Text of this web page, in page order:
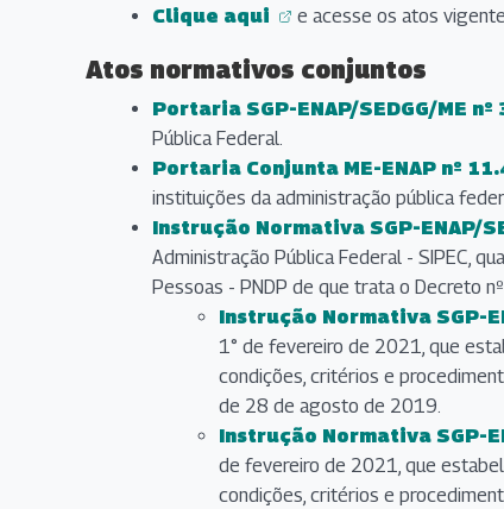
Clique aqui
(abre em nova aba)
e acesse os atos
Atos normativos conjuntos
Portaria SGP-ENAP/SEDGG/ME
(abre em nova aba)
Pública Federal.
Portaria Conjunta ME-ENAP nº
(abre em nova aba)
instituições da administração pública
Instrução Normativa SGP-ENAP/
(abre em nova aba)
Administração Pública Federal - SIPEC,
Pessoas - PNDP de que trata o Decreto
Instrução Normativa SGP-
(abre em nova aba)
1° de fevereiro de 2021, que
condições, critérios e
de 28 de agosto de 2019.
Instrução Normativa SGP-
(abre em nova aba)
de fevereiro de 2021, que
condições, critérios e